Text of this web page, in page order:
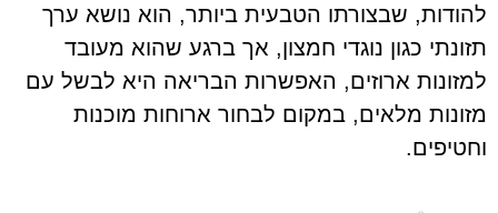
להודות, שבצורתו הטבעית ביותר, הוא נושא ערך
תזונתי כגון נוגדי חמצון, אך ברגע שהוא מעובד
למזונות ארוזים, האפשרות הבריאה היא לבשל עם
מזונות מלאים, במקום לבחור ארוחות מוכנות
וחטיפים.